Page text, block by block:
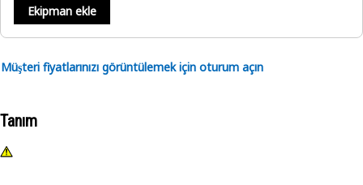
Ekipman ekle
Müşteri fiyatlarınızı görüntülemek için oturum açın
Tanım